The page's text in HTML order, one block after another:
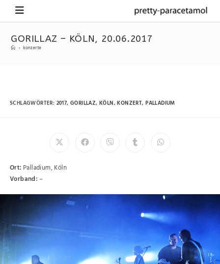
GORILLAZ – KÖLN, 20.06.2017
- konzerte
SCHLAGWÖRTER: 2017, GORILLAZ, KÖLN,KONZERT, PALLADIUM
Ort: Palladium, Köln
Vorband:–